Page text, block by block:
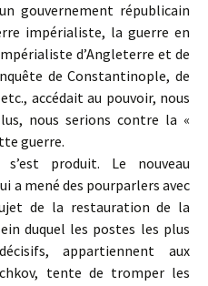
gouvernement républicain
impérialiste, la guerre en
d’Angleterre et de
de Constantinople, de
accédait au pouvoir, nous
nous serions contre la «
guerre.
produit. Le nouveau
a mené des pourparlers avec
de la restauration de la
duquel les postes les plus
appartiennent aux
tente de tromper les